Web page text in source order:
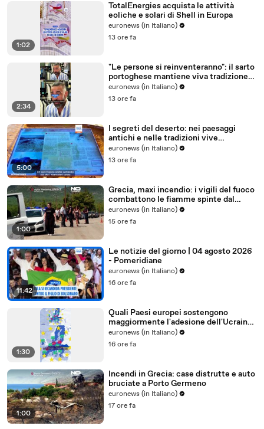
1:02
TotalEnergies acquista le attività
eoliche e solari di Shell in Europa
euronews (in Italiano)
13 ore fa
2:34
"Le persone si reinventeranno": il sarto
portoghese mantiene viva tradizione
degli abiti su misura
euronews (in Italiano)
13 ore fa
5:00
I segreti del deserto: nei paesaggi
antichi e nelle tradizioni vive
dell'Uzbekistan
euronews (in Italiano)
13 ore fa
1:00
Grecia, maxi incendio: i vigili del fuoco
combattono le fiamme spinte dal
vento
euronews (in Italiano)
15 ore fa
11:42
Le notizie del giorno | 04 agosto 2026
- Pomeridiane
euronews (in Italiano)
16 ore fa
1:30
Quali Paesi europei sostengono
maggiormente l'adesione dell'Ucraina
all'Ue?
euronews (in Italiano)
16 ore fa
1:00
Incendi in Grecia: case distrutte e auto
bruciate a Porto Germeno
euronews (in Italiano)
17 ore fa